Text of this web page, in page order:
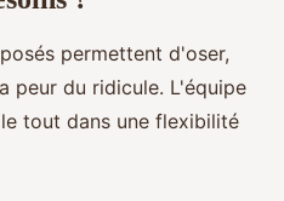
permettent d'oser,
peur du ridicule. L'équipe
tout dans une flexibilité